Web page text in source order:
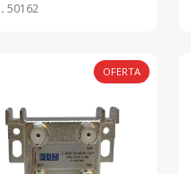
50162
OFERTA